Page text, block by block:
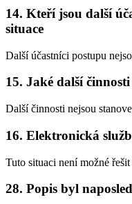
14. Kteří jsou další
situace
Další účastníci postupu
15. Jaké další
Další činnosti nejsou
16. Elektronická
Tuto situaci není možné
28. Popis byl